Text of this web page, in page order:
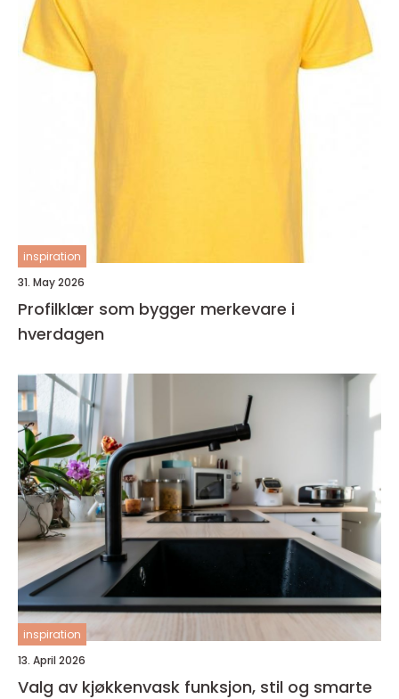
inspiration
31. May 2026
Profilklær som bygger merkevare i
hverdagen
inspiration
13. April 2026
Valg av kjøkkenvask funksjon, stil og smarte